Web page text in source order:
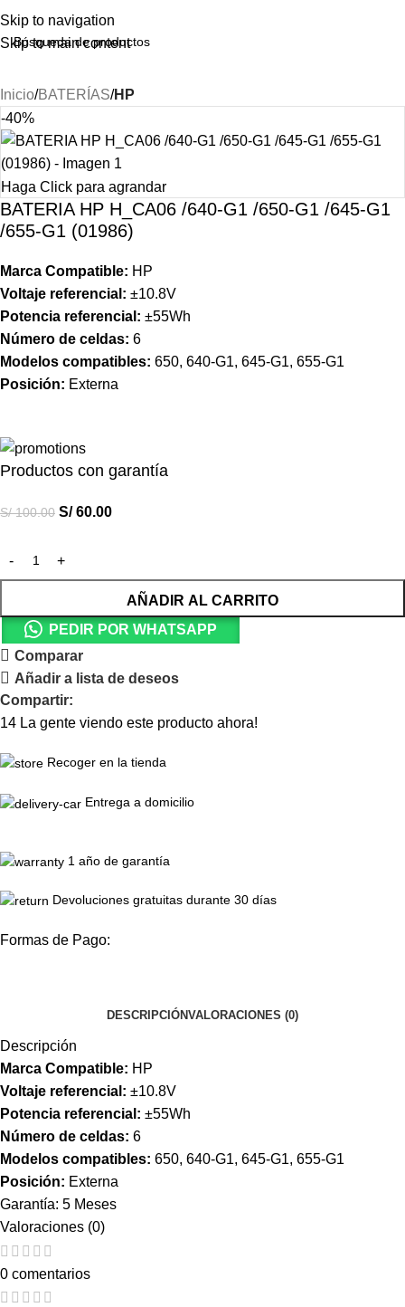
Skip to navigation
Skip to main content
Inicio BATERÍAS HP
-40%
Haga Click para agrandar
BATERIA HP H_CA06 /640-G1 /650-G1 /645-G1
/655-G1 (01986)
Marca Compatible: HP
Voltaje referencial: ±10.8V
Potencia referencial: ±55Wh
Número de celdas: 6
Modelos compatibles: 650, 640-G1, 645-G1, 655-G1
Posición: Externa
Productos con garantía
S/100.00 S/60.00
AÑADIR AL CARRITO
PEDIR POR WHATSAPP
Comparar
Añadir a lista de deseos
Compartir:
14 La gente viendo este producto ahora!
Recoger en la tienda
Entrega a domicilio
1 año de garantía
Devoluciones gratuitas durante 30 días
Formas de Pago:
DESCRIPCIÓNVALORACIONES (0)
Descripción
Marca Compatible: HP
Voltaje referencial: ±10.8V
Potencia referencial: ±55Wh
Número de celdas: 6
Modelos compatibles: 650, 640-G1, 645-G1, 655-G1
Posición: Externa
Garantía: 5 Meses
Valoraciones (0)
0 comentarios